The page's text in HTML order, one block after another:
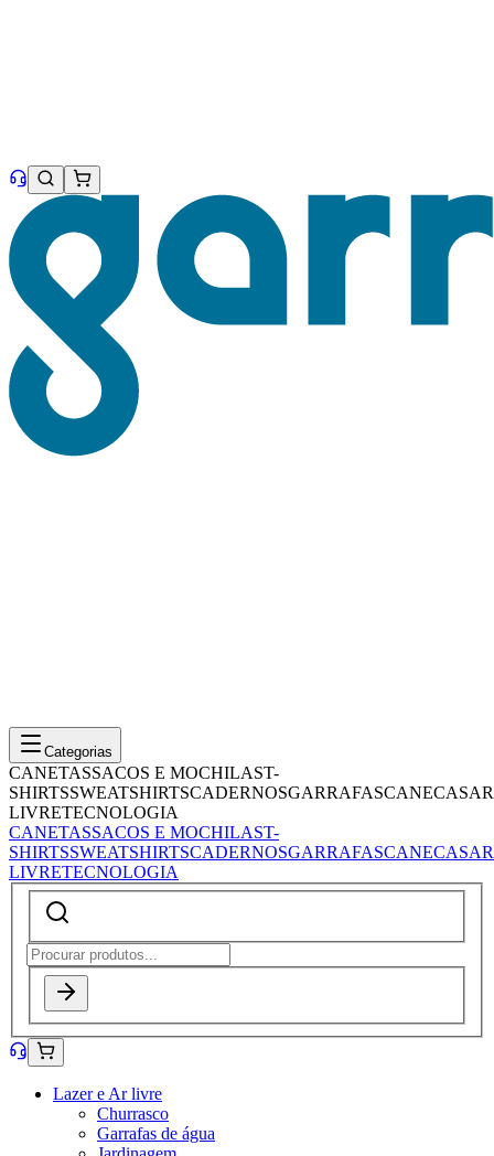
Categorias
CANETASSACOS E MOCHILAST-
SHIRTSSWEATSHIRTSCADERNOSGARRAFASCANECASAR
LIVRETECNOLOGIA
CANETASSACOS E MOCHILAST-
SHIRTSSWEATSHIRTSCADERNOSGARRAFASCANECASAR
LIVRETECNOLOGIA
Lazer e Ar livre
Churrasco
Garrafas de água